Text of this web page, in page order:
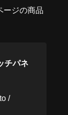
ージの商品
チパネ
/